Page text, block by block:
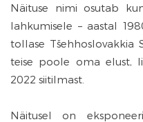
Näituse nimi osutab
lahkumisele – aastal
tollase Tšehhoslovakkia
teise poole oma elust,
2022 siitilmast.
Näitusel on